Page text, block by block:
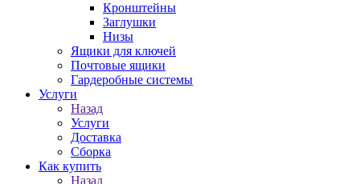
Кронштейны
Заглушки
Низы
Ящики для ключей
Почтовые ящики
Гардеробные системы
Услуги
Назад
Услуги
Доставка
Сборка
Как купить
Назад